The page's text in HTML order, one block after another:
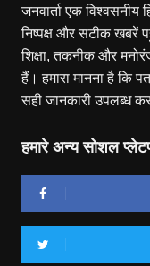
जनवार्ता एक विश्वसनीय
निष्पक्ष और सटीक खबरें
शिक्षा, तकनीक और
हैं। हमारा मानना है कि
सही जानकारी उपलब्ध
हमारे अन्य सोशल